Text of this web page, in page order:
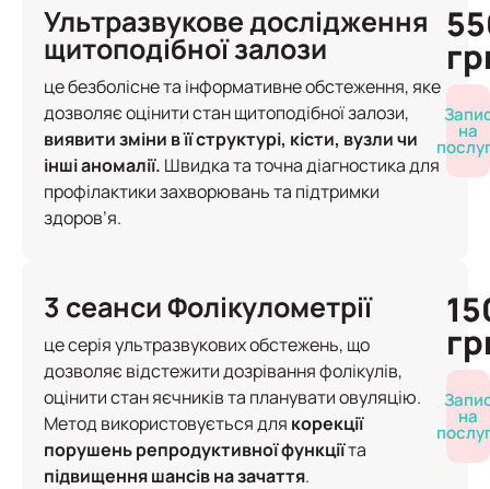
Ультразвукове дослідження
щитоподібної залози
це безболісне та інформативне обстеження, яке
дозволяє оцінити стан щитоподібної залози,
виявити зміни в її структурі, кісти, вузли чи
інші аномалії. Швидка та точна діагностика для
профілактики захворювань та підтримки
здоров’я.
на
3 сеанси Фолікулометрії
це серія ультразвукових обстежень, що
дозволяє відстежити дозрівання фолікулів,
оцінити стан яєчників та планувати овуляцію.
Метод використовується для корекції
порушень репродуктивної функціїта
підвищення шансів на зачаття.
на